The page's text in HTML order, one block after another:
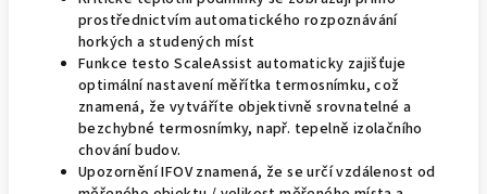
prostřednictvím automatického rozpoznávání
horkých a studených míst
Funkce testo ScaleAssist automaticky zajišťuje
optimální nastavení měřítka termosnímku, což
znamená, že vytváříte objektivně srovnatelné a
bezchybné termosnímky, např. tepelně izolačního
chování budov.
Upozornění IFOV znamená, že se určí vzdálenost od